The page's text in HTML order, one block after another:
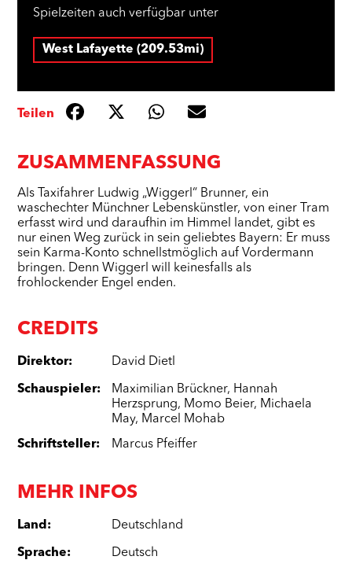
ZUSAMMENFASSUNG
Als Taxifahrer Ludwig „Wiggerl“ Brunner, ein
waschechter Münchner Lebenskünstler, von einer Tram
erfasst wird und daraufhin im Himmel landet, gibt es
nur einen Weg zurück in sein geliebtes Bayern: Er muss
sein Karma-Konto schnellstmöglich auf Vordermann
bringen. Denn Wiggerl will keinesfalls als
frohlockender Engel enden.
CREDITS
Direktor: David Dietl
Schauspieler: Maximilian Brückner, Hannah
Herzsprung, Momo Beier, Michaela
May, Marcel Mohab
Schriftsteller: Marcus Pfeiffer
MEHR INFOS
Land: Deutschland
Sprache: Deutsch
Spielzeiten auch verfügbar unter
West Lafayette (209.53mi)
Teilen